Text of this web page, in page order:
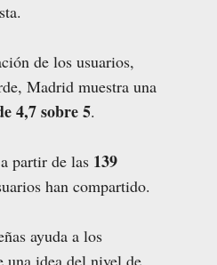
de los usuarios,
Madrid muestra una
4,7 sobre 5.
partir de las 139
han compartido.
ayuda a los